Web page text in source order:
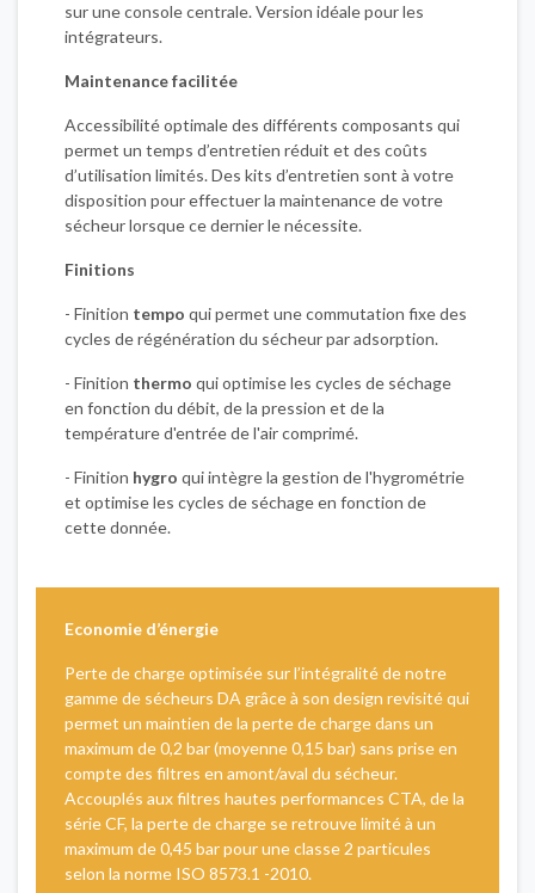
sur une console centrale. Version idéale pour les
intégrateurs.
Maintenance facilitée
Accessibilité optimale des différents composants qui
permet un temps d’entretien réduit et des coûts
d’utilisation limités. Des kits d’entretien sont à votre
disposition pour effectuer la maintenance de votre
sécheur lorsque ce dernier le nécessite.
Finitions
- Finition tempo qui permet une commutation fixe des
cycles de régénération du sécheur par adsorption.
- Finition thermo qui optimise les cycles de séchage
en fonction du débit, de la pression et de la
température d'entrée de l'air comprimé.
- Finition hygro qui intègre la gestion de l'hygrométrie
et optimise les cycles de séchage en fonction de
cette donnée.
Economie d’énergie
Perte de charge optimisée sur l’intégralité de notre
gamme de sécheurs DA grâce à son design revisité qui
permet un maintien de la perte de charge dans un
maximum de 0,2 bar (moyenne 0,15 bar) sans prise en
compte des filtres en amont/aval du sécheur.
Accouplés aux filtres hautes performances CTA, de la
série CF, la perte de charge se retrouve limité à un
maximum de 0,45 bar pour une classe 2 particules
selon la norme ISO 8573.1 -2010.